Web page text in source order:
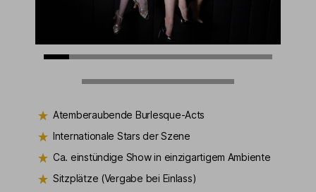
Atemberaubende Burlesque-Acts
Internationale Stars der Szene
Ca. einstündige Show in einzigartigem Ambiente
Sitzplätze (Vergabe bei Einlass)